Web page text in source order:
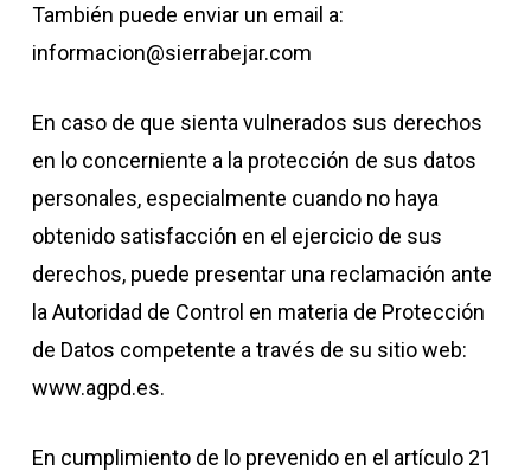
También puede enviar un email a:
informacion@sierrabejar.com
En caso de que sienta vulnerados sus derechos
en lo concerniente a la protección de sus datos
personales, especialmente cuando no haya
obtenido satisfacción en el ejercicio de sus
derechos, puede presentar una reclamación ante
la Autoridad de Control en materia de Protección
de Datos competente a través de su sitio web:
www.agpd.es.
En cumplimiento de lo prevenido en el artículo 21